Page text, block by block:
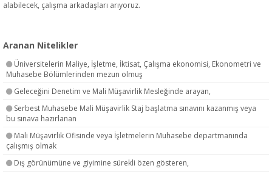
alabilecek, çalışma arkadaşları arıyoruz.
Aranan Nitelikler
Üniversitelerin Maliye, İşletme, İktisat, Çalışma ekonomisi, Ekonometri ve
Muhasebe Bölümlerinden mezun olmuş
Geleceğini Denetim ve Mali Müşavirlik Mesleğinde arayan,
Serbest Muhasebe Mali Müşavirlik Staj başlatma sınavını kazanmış veya
bu sınava hazırlanan
Mali Müşavirlik Ofisinde veya İşletmelerin Muhasebe departmanında
çalışmış olmak
Dış görünümüne ve giyimine sürekli özen gösteren,